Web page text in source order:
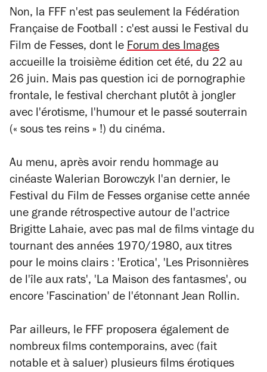
Non, la FFF n'est pas seulement la Fédération
Française de Football : c'est aussi le Festival du
Film de Fesses, dont le Forum des Images
accueille la troisième édition cet été, du 22 au
26 juin. Mais pas question ici de pornographie
frontale, le festival cherchant plutôt à jongler
avec l'érotisme, l'humour et le passé souterrain
(« sous tes reins » !) du cinéma.
Au menu, après avoir rendu hommage au
cinéaste Walerian Borowczyk l'an dernier, le
Festival du Film de Fesses organise cette année
une grande rétrospective autour de l'actrice
Brigitte Lahaie, avec pas mal de films vintage du
tournant des années 1970/1980, aux titres
pour le moins clairs : 'Erotica', 'Les Prisonnières
de l'île aux rats', 'La Maison des fantasmes', ou
encore 'Fascination' de l'étonnant Jean Rollin.
Par ailleurs, le FFF proposera également de
nombreux films contemporains, avec (fait
notable et à saluer) plusieurs films érotiques